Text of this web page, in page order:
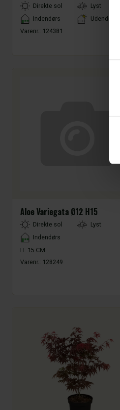
LightTypeDirekte sol
Lyst
Placement
Indendørs
Udendørs
Varenr.: 124381
Aloe Variegata Ø12 H15
LightTypeDirekte sol
Lyst
Placement
Indendørs
H: 15 CM
Varenr.: 128249